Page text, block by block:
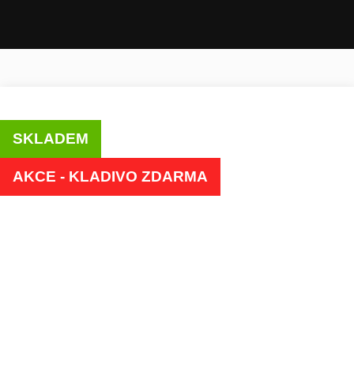
SKLADEM
AKCE - KLADIVO ZDARMA